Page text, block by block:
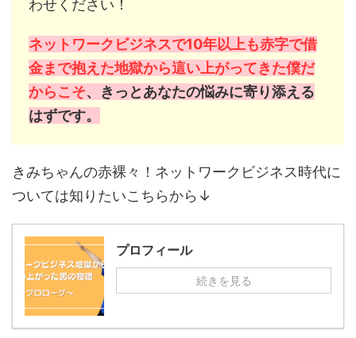
わせください！
ネットワークビジネスで10年以上も赤字で借
金まで抱えた地獄から這い上がってきた僕だ
からこそ、きっとあなたの悩みに寄り添える
はずです。
きみちゃんの赤裸々！ネットワークビジネス時代に
ついては知りたいこちらから↓
プロフィール
続きを見る